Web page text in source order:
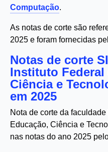
Computação.
As notas de corte são
2025 e foram fornecidas
Notas de corte
Instituto Federal
Ciência e
em 2025
Nota de corte da
Educação, Ciência e
nas notas do ano 2025